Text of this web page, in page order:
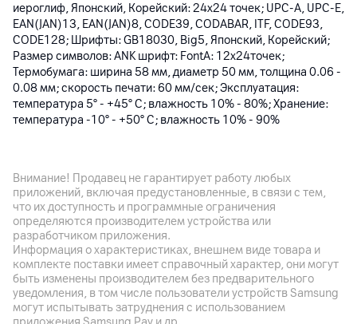
иероглиф, Японский, Корейский: 24x24 точек; UPC-A, UPC-E,
EAN(JAN)13, EAN(JAN)8, CODE39, CODABAR, ITF, CODE93,
CODE128; Шрифты: GB18030, Big5, Японский, Корейский;
Размер символов: ANK шрифт: FontA: 12x24точек;
Термобумага: ширина 58 мм, диаметр 50 мм, толщина 0.06 -
0.08 мм; скорость печати: 60 мм/сек; Эксплуатация:
температура 5° - +45° C; влажность 10% - 80%; Хранение:
температура -10° - +50° C; влажность 10% - 90%
Батарея
Li-ion 7.4 В / 2200 мАч; время зарядки: 2.5-3 ч; возможность
печати во время зарядки аккумулятора
Корпус
Цвет
Черный
Внимание! Продавец не гарантирует работу любых
приложений, включая предустановленные, в связи с тем,
что их доступность и программные ограничения
определяются производителем устройства или
разработчиком приложения.
Информация о характеристиках, внешнем виде товара и
комплекте поставки имеет справочный характер, они могут
быть изменены производителем без предварительного
уведомления, в том числе пользователи устройств Samsung
могут испытывать затруднения с использованием